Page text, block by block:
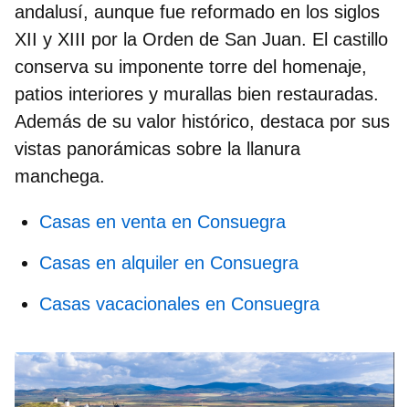
andalusí, aunque fue reformado en los siglos
XII y XIII por la Orden de San Juan. El castillo
conserva su imponente torre del homenaje,
patios interiores y murallas bien restauradas.
Además de su valor histórico, destaca por sus
vistas panorámicas sobre la llanura
manchega.
Casas en venta en Consuegra
Casas en alquiler en Consuegra
Casas vacacionales en Consuegra